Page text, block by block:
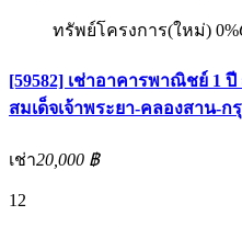
ทรัพย์โครงการ(ใหม่) 0%
[59582] เช่าอาคารพาณิชย์ 1
สมเด็จเจ้าพระยา-คลองสาน-ก
เช่า20,000 ฿
12